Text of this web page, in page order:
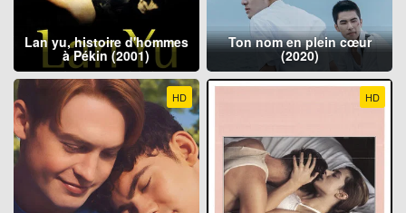
Lan yu, histoire d'hommes
à Pékin (2001)
Ton nom en plein cœur
(2020)
HD HD